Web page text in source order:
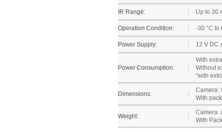
IR Range: Up to 30
Operation Condition: -30 °C to
Power Supply: 12 V DC
Power Consumption:
With
Without
“with
Dimensions:
Camera:
With
Weight:
Camera:
With